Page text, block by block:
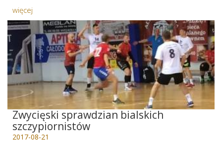
więcej
Zwycięski sprawdzian bialskich
szczypiornistów
2017-08-21